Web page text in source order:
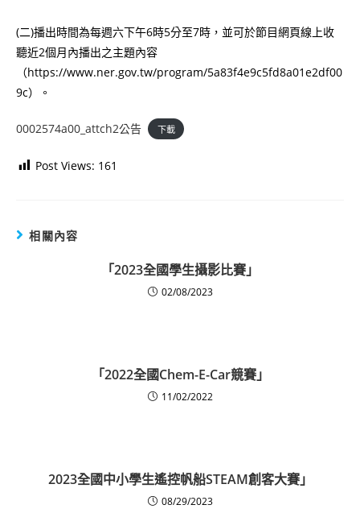
(二)播出時間為每週六下午6時5分至7時，並可於節目網頁線上收
聽近2個月內播出之主題內容
（https://www.ner.gov.tw/program/5a83f4e9c5fd8a01e2df00
9c）。
0002574a00_attch2公告 下載
Post Views: 161
相關內容
「2023全國學生攝影比賽」
02/08/2023
「2022全國Chem-E-Car競賽」
11/02/2022
2023全國中小學生遙控帆船STEAM創客大賽」
08/29/2023